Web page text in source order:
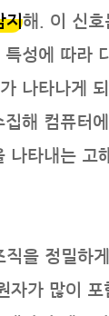
지해. 이 신
성에 따라
나타나게
해 컴퓨터
나타내는 고
을 정밀하
자가 많이